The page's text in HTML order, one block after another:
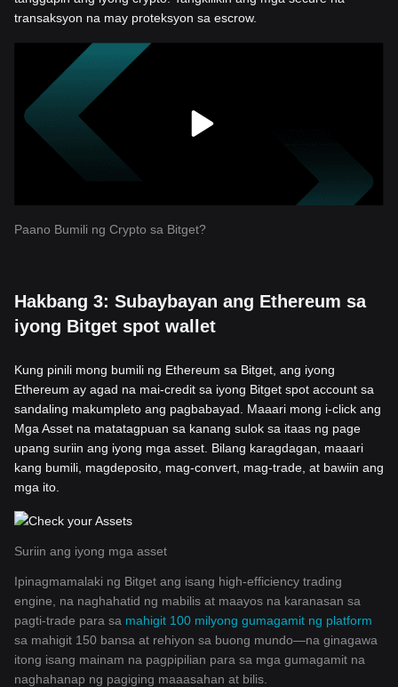
transaksyon na may proteksyon sa escrow.
Paano Bumili ng Crypto sa Bitget?
Hakbang 3: Subaybayan ang Ethereum sa
iyong Bitget spot wallet
Kung pinili mong bumili ng Ethereum sa Bitget, ang iyong
Ethereum ay agad na mai-credit sa iyong Bitget spot account sa
sandaling makumpleto ang pagbabayad. Maaari mong i-click ang
Mga Asset na matatagpuan sa kanang sulok sa itaas ng page
upang suriin ang iyong mga asset. Bilang karagdagan, maaari
kang bumili, magdeposito, mag-convert, mag-trade, at bawiin ang
mga ito.
Suriin ang iyong mga asset
Ipinagmamalaki ng Bitget ang isang high-efficiency trading
engine, na naghahatid ng mabilis at maayos na karanasan sa
pagti-trade para sa mahigit 100 milyong gumagamit ng platform
sa mahigit 150 bansa at rehiyon sa buong mundo—na ginagawa
itong isang mainam na pagpipilian para sa mga gumagamit na
naghahanap ng pagiging maaasahan at bilis.